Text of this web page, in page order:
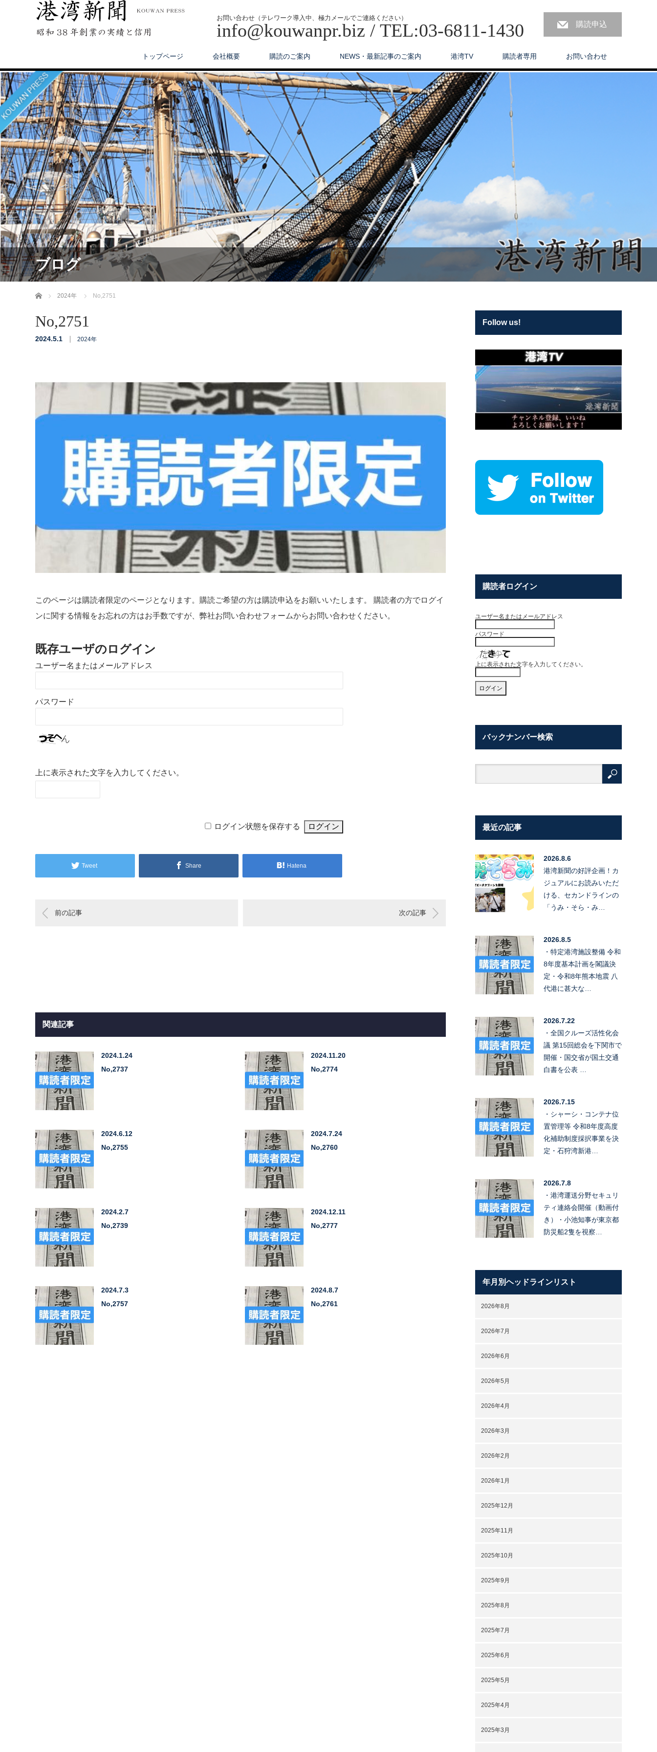
お問い合わせ（テレワーク導入中、極力メールでご連絡ください）
info@kouwanpr.biz / TEL:03-6811-1430 購読申込
トップページ 会社概要 購読のご案内 NEWS・最新記事のご案内 港湾TV 購読者専用 お問い合わせ
ブログ
ホーム 2024年 No,2751
No,2751
2024.5.1 2024年
このページは購読者限定のページとなります。購読ご希望の方は購読申込をお願いいたします。 購読者の方でログイ
ンに関する情報をお忘れの方はお手数ですが、弊社お問い合わせフォームからお問い合わせください。
既存ユーザのログイン
ユーザー名またはメールアドレス
パスワード
上に表示された文字を入力してください。
ログイン状態を保存する
Tweet Share Hatena
前の記事 次の記事
関連記事
2024.1.24
No,2737
2024.11.20
No,2774
2024.6.12
No,2755
2024.7.24
No,2760
2024.2.7
No,2739
2024.12.11
No,2777
2024.7.3
No,2757
2024.8.7
No,2761
Follow us!
購読者ログイン
ユーザー名またはメールアドレス
パスワード
上に表示された文字を入力してください。
バックナンバー検索
最近の記事
2026.8.6
港湾新聞の好評企画！カ
ジュアルにお読みいただ
ける、セカンドラインの
「うみ・そら・み…
2026.8.5
・特定港湾施設整備 令和
8年度基本計画を閣議決
定・令和8年熊本地震 八
代港に甚大な…
2026.7.22
・全国クルーズ活性化会
議 第15回総会を下関市で
開催・国交省が国土交通
白書を公表 …
2026.7.15
・シャーシ・コンテナ位
置管理等 令和8年度高度
化補助制度採択事業を決
定・石狩湾新港…
2026.7.8
・港湾運送分野セキュリ
ティ連絡会開催（動画付
き）・小池知事が東京都
防災船2隻を視察…
年月別ヘッドラインリスト
2026年8月
2026年7月
2026年6月
2026年5月
2026年4月
2026年3月
2026年2月
2026年1月
2025年12月
2025年11月
2025年10月
2025年9月
2025年8月
2025年7月
2025年6月
2025年5月
2025年4月
2025年3月